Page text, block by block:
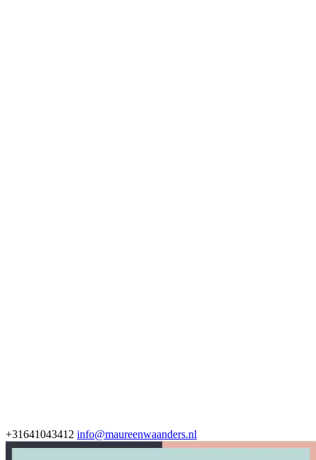
+31641043412 info@maureenwaanders.nl